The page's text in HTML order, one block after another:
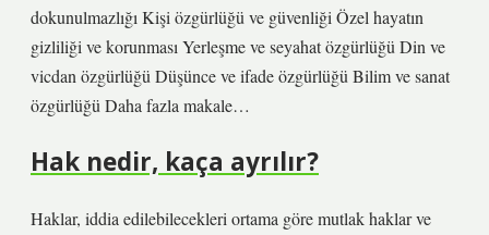
dokunulmazlığı Kişi özgürlüğü ve güvenliği Özel hayatın
gizliliği ve korunması Yerleşme ve seyahat özgürlüğü Din ve
vicdan özgürlüğü Düşünce ve ifade özgürlüğü Bilim ve sanat
özgürlüğü Daha fazla makale…
Hak nedir, kaça ayrılır?
Haklar, iddia edilebilecekleri ortama göre mutlak haklar ve